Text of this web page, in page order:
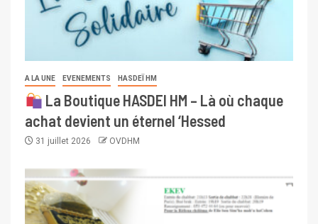
A LA UNE EVENEMENTS HASDEÏ HM
La Boutique HASDEI HM – Là où chaque
achat devient un éternel ‘Hessed
31 juillet 2026 OVDHM